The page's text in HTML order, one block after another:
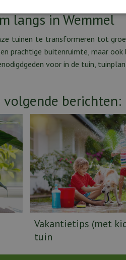
langs in Wemmel
tuinen te transformeren tot
prachtige buitenruimte, maar
voor in de tuin,
volgende berichten:
Vakantietips (met
tuin